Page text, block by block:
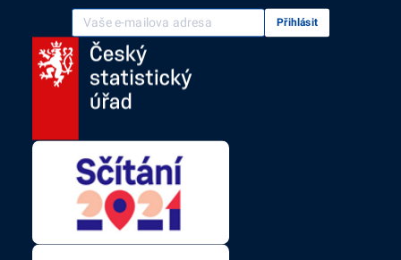
Vaše e-mailová adresa Přihlásit